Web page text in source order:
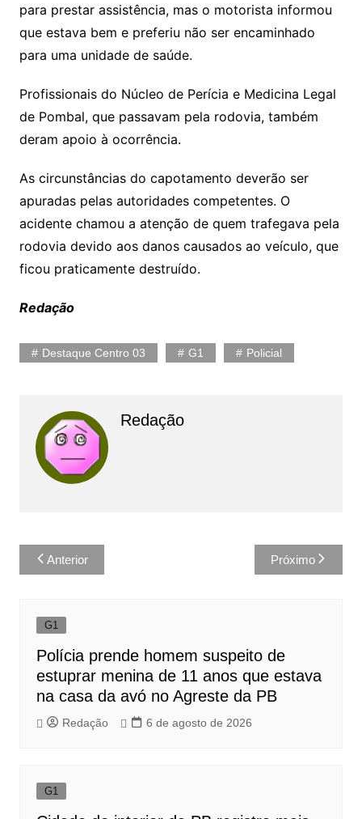
para prestar assistência, mas o motorista informou
que estava bem e preferiu não ser encaminhado
para uma unidade de saúde.
Profissionais do Núcleo de Perícia e Medicina Legal
de Pombal, que passavam pela rodovia, também
deram apoio à ocorrência.
As circunstâncias do capotamento deverão ser
apuradas pelas autoridades competentes. O
acidente chamou a atenção de quem trafegava pela
rodovia devido aos danos causados ao veículo, que
ficou praticamente destruído.
Redação
Destaque Centro 03 G1 Policial
Redação
Navegação
de
Anterior Próximo
G1
Polícia prende homem suspeito de
estuprar menina de 11 anos que estava
na casa da avó no Agreste da PB
Redação 6 de agosto de 2026
G1